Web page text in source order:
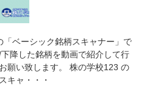
ベーシック銘柄スキャナー」で
降した銘柄を動画で紹介して行
願い致します。 株の学校123 の
キャ・・・